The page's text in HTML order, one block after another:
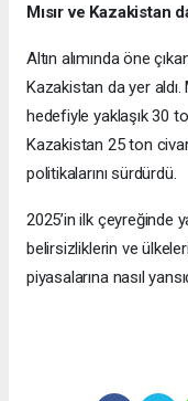
Mısır ve Kazakistan
Altın alımında öne
Kazakistan da yer aldı.
hedefiyle yaklaşık 30
Kazakistan 25 ton
politikalarını sürdürdü.
2025’in ilk çeyreğinde
belirsizliklerin ve
piyasalarına nasıl